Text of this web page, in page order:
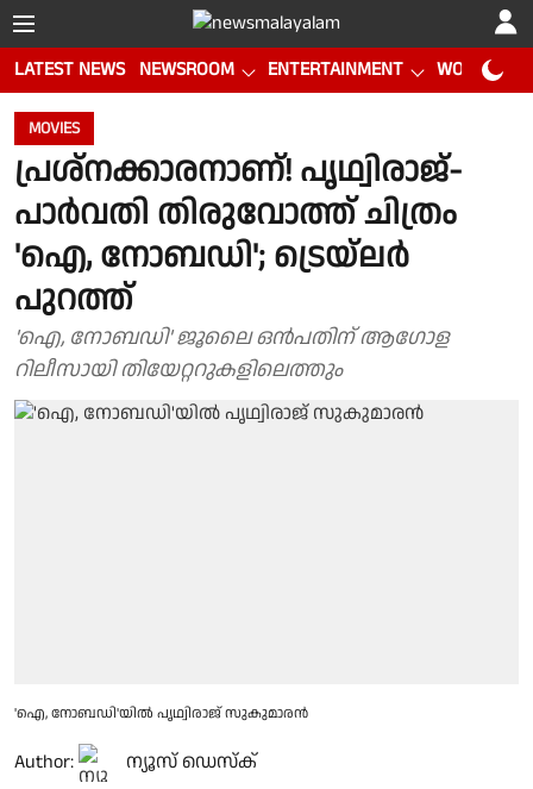
LATEST NEWS NEWSROOM ENTERTAINMENT WORLD CUP
MOVIES
പ്രശ്നക്കാരനാണ്! പൃഥ്വിരാജ്-
പാർവതി തിരുവോത്ത് ചിത്രം
'ഐ, നോബഡി'; ട്രെയ്‌ലർ
പുറത്ത്
'ഐ, നോബഡി' ജൂലൈ ഒൻപതിന് ആഗോള
റിലീസായി തിയേറ്ററുകളിലെത്തും
'ഐ, നോബഡി'യിൽ പൃഥ്വിരാജ് സുകുമാരൻ
Author: ന്യൂസ് ഡെസ്ക്